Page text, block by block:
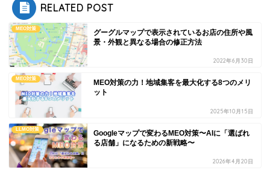
RELATED POST
MEO対策
グーグルマップで表示されているお店の住所や風
景・外観と異なる場合の修正方法
2022年6月30日
MEO対策
MEO対策の力！地域集客を最大化する8つのメリ
ット
2025年10月15日
LLMO対策
Googleマップで変わるMEO対策〜AIに「選ばれ
る店舗」になるための新戦略〜
2026年4月20日